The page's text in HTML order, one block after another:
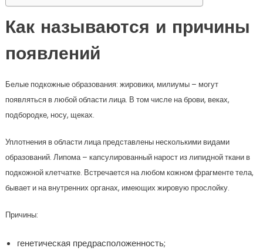
Как называются и причины
появлений
Белые подкожные образования: жировики, милиумы – могут
появляться в любой области лица. В том числе на брови, веках,
подбородке, носу, щеках.
Уплотнения в области лица представлены несколькими видами
образований. Липома – капсулированный нарост из липидной ткани в
подкожной клетчатке. Встречается на любом кожном фрагменте тела,
бывает и на внутренних органах, имеющих жировую прослойку.
Причины:
генетическая предрасположенность;